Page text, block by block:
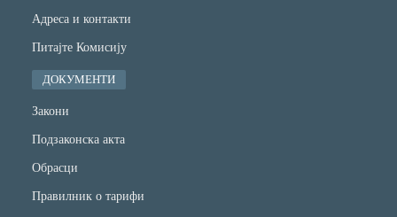
Адреса и контакти
Питајте Комисију
ДОКУМЕНТИ
Закони
Подзаконска акта
Обрасци
Правилник о тарифи